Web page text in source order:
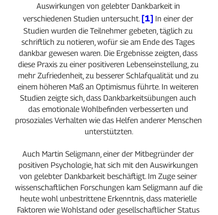
Auswirkungen von gelebter Dankbarkeit in
verschiedenen Studien untersucht. [1] In einer der
Studien wurden die Teilnehmer gebeten, täglich zu
schriftlich zu notieren, wofür sie am Ende des Tages
dankbar gewesen waren. Die Ergebnisse zeigten, dass
diese Praxis zu einer positiveren Lebenseinstellung, zu
mehr Zufriedenheit, zu besserer Schlafqualität und zu
einem höheren Maß an Optimismus führte. In weiteren
Studien zeigte sich, dass Dankbarkeitsübungen auch
das emotionale Wohlbefinden verbesserten und
prosoziales Verhalten wie das Helfen anderer Menschen
unterstützten.
Auch Martin Seligmann, einer der Mitbegründer der
positiven Psychologie, hat sich mit den Auswirkungen
von gelebter Dankbarkeit beschäftigt. Im Zuge seiner
wissenschaftlichen Forschungen kam Seligmann auf die
heute wohl unbestrittene Erkenntnis, dass materielle
Faktoren wie Wohlstand oder gesellschaftlicher Status